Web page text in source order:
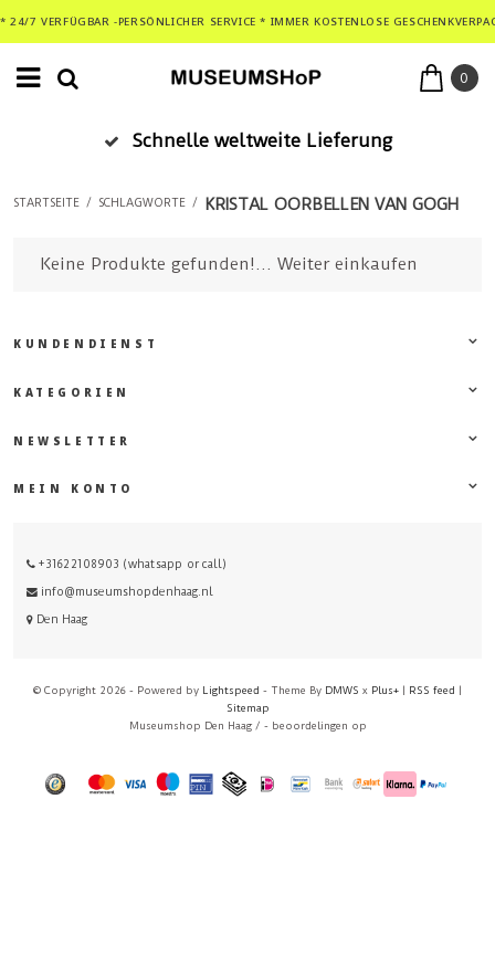
* 24/7 VERFÜGBAR -PERSÖNLICHER SERVICE * IMMER KOSTENLOSE
0
Schnelle weltweite Lieferung
STARTSEITE / SCHLAGWORTE / KRISTAL OORBELLEN VAN GOGH
Keine Produkte gefunden!... Weiter einkaufen
KUNDENDIENST
KATEGORIEN
NEWSLETTER
MEIN KONTO
+31622108903 (whatsapp or call)
info@museumshopdenhaag.nl
Den Haag
© Copyright 2026 - Powered by Lightspeed - Theme By DMWS x Plus+ | RSS feed |
Sitemap
Museumshop Den Haag / - beoordelingen op